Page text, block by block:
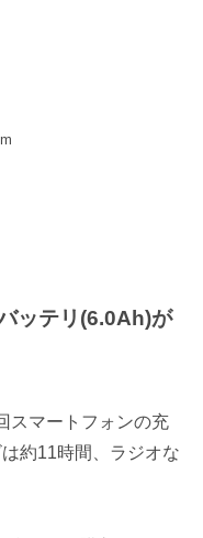
ッテリ(6.0Ah)が
スマートフォンの充
約11時間、ラジオな